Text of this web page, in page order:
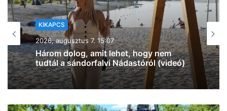
KIKAPCS
2026, augusztus 7. 12:27
KIKAPCS
2026, augusztus 7. 11:53
Szeged365 Kikapcs: fergeteges bulik,
borkóstoló, Wicked Week, oldtimerek az
Árkádban, kosárbajnokság és
egészségnap – mutatjuk a hétvége
legextrább programjait a Napfény
Városában!